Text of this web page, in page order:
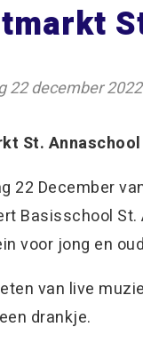
22 december 2022
St. Annaschool
22 December
Basisschool
voor jong en
van live
drankje.